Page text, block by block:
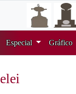
Especial Gráfico